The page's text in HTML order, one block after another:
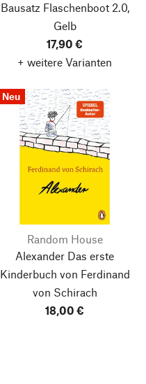
Bausatz Flaschenboot 2.0,
Gelb
17,90 €
+ weitere Varianten
Neu
Random House
Alexander Das erste
Kinderbuch von Ferdinand
von Schirach
18,00 €